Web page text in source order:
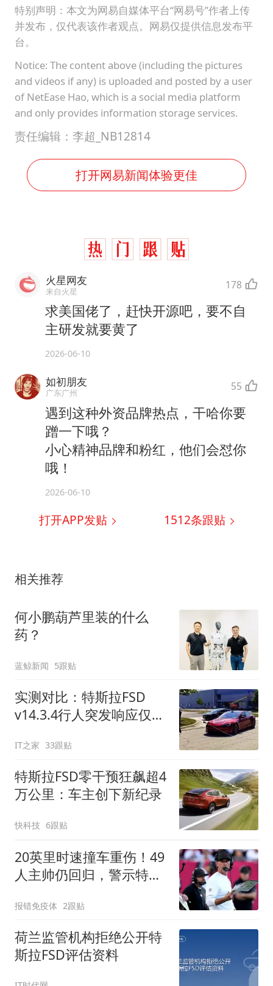
特别声明：本文为网易自媒体平台“网易号”作者上传
并发布，仅代表该作者观点。网易仅提供信息发布平
台。
Notice: The content above (including the pictures
and videos if any) is uploaded and posted by a user
of NetEase Hao, which is a social media platform
and only provides information storage services.
责任编辑：李超_NB12814
打开网易新闻体验更佳
火星网友
来自火星 178
求美国佬了，赶快开源吧，要不自
主研发就要黄了
2026-06-10
如初朋友
广东广州 55
遇到这种外资品牌热点，干哈你要
蹭一下哦？
小心精神品牌和粉红，他们会怼你
哦！
2026-06-10
打开APP发贴 1512条跟贴
相关推荐
何小鹏葫芦里装的什么
药？
蓝鲸新闻 5跟贴
实测对比：特斯拉FSD
v14.3.4行人突发响应仅
IT之家 33跟贴
特斯拉FSD零干预狂飙超4
万公里：车主创下新纪录
快科技 6跟贴
20英里时速撞车重伤！49
人主帅仍回归，警示特斯
错的
报错免疫体 2跟贴
荷兰监管机构拒绝公开特
斯拉FSD评估资料